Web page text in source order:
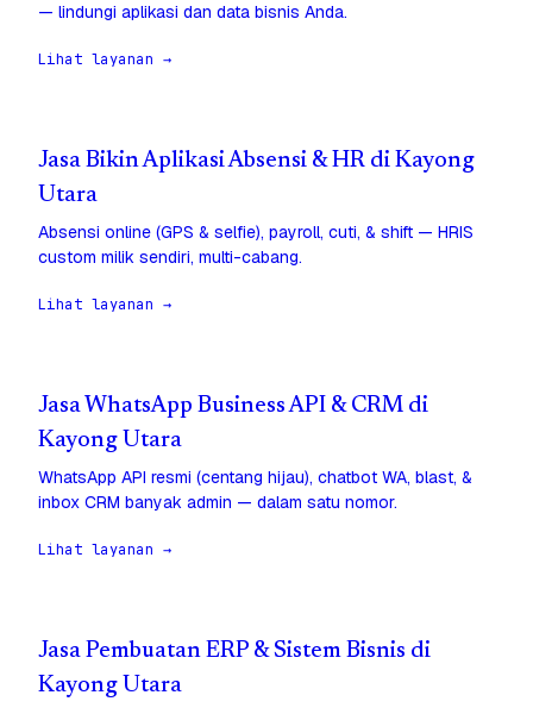
— lindungi aplikasi dan data bisnis Anda.
Lihat layanan →
Jasa Bikin Aplikasi Absensi & HR di Kayong
Utara
Absensi online (GPS & selfie), payroll, cuti, & shift — HRIS
custom milik sendiri, multi-cabang.
Lihat layanan →
Jasa WhatsApp Business API & CRM di
Kayong Utara
WhatsApp API resmi (centang hijau), chatbot WA, blast, &
inbox CRM banyak admin — dalam satu nomor.
Lihat layanan →
Jasa Pembuatan ERP & Sistem Bisnis di
Kayong Utara